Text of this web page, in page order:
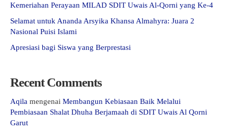
Kemeriahan Perayaan MILAD SDIT Uwais Al-Qorni yang Ke-4
Selamat untuk Ananda Arsyika Khansa Almahyra: Juara 2
Nasional Puisi Islami
Apresiasi bagi Siswa yang Berprestasi
Recent Comments
Aqila mengenai Membangun Kebiasaan Baik Melalui
Pembiasaan Shalat Dhuha Berjamaah di SDIT Uwais Al Qorni
Garut